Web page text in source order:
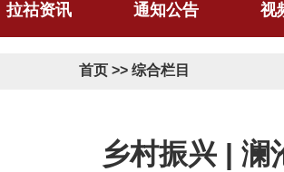
拉祜资讯 通知公告 视
首页 >> 综合栏目
乡村振兴 | 澜